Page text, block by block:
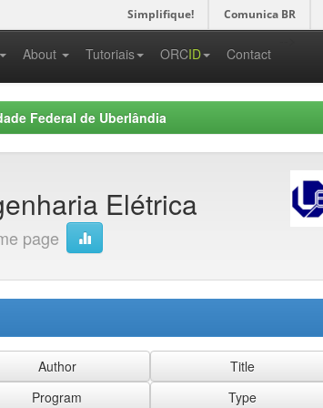
Simplifique! Comunica BR
About Tutoriais ORCID Contact
Federal de Uberlândia
Elétrica
page